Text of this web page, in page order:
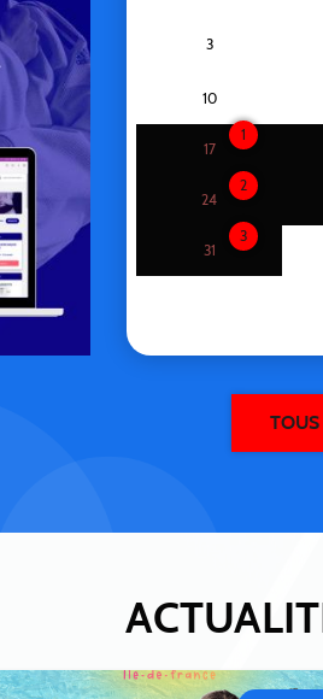
3
10
17
1
24
2
31
3
TOUS